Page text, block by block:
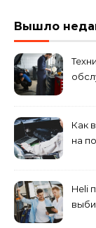
Вышло
Как
на
Heli